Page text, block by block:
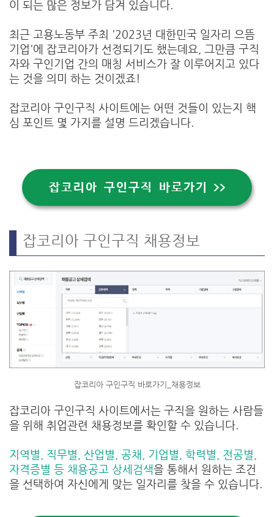
이 되는 많은 정보가 담겨 있습니다.
최근 고용노동부 주최 '2023년 대한민국 일자리 으뜸
기업'에 잡코리아가 선정되기도 했는데요, 그만큼 구직
자와 구인기업 간의 매칭 서비스가 잘 이루어지고 있다
는 것을 의미 하는 것이겠죠!
잡코리아 구인구직 사이트에는 어떤 것들이 있는지 핵
심 포인트 몇 가지를 설명 드리겠습니다.
잡코리아 구인구직 바로가기 >>
잡코리아 구인구직 채용정보
잡코리아 구인구직 바로가기_채용정보
잡코리아 구인구직 사이트에서는 구직을 원하는 사람들
을 위해 취업관련 채용정보를 확인할 수 있습니다.
지역별, 직무별, 산업별, 공채, 기업별, 학력별, 전공별,
자격증별 등 채용공고 상세검색을 통해서 원하는 조건
을 선택하여 자신에게 맞는 일자리를 찾을 수 있습니다.